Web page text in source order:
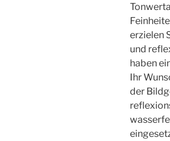
erzielen
und
haben
Ihr
der